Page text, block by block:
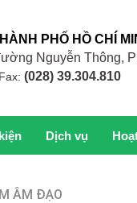
PHỐ HỒ CHÍ
Nguyễn Thông,
Fax: (028) 39.304.810
Dịch vụ
ÂM ĐẠO